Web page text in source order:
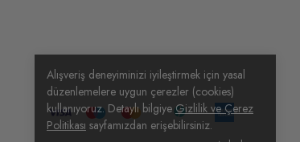
Alışveriş deneyiminizi iyileştirmek için yasal
düzenlemelere uygun çerezler (cookies)
kullanıyoruz. Detaylı bilgiyeGizlilik ve Çerez
Politikası sayfamızdan erişebilirsiniz.